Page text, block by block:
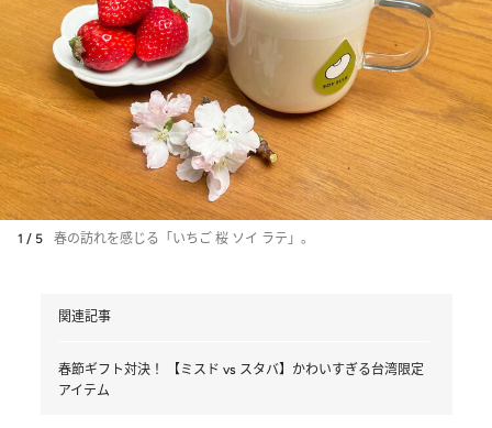
1 / 5 春の訪れを感じる「いちご 桜 ソイ ラテ」。
関連記事
春節ギフト対決！ 【ミスド vs スタバ】かわいすぎる台湾限定
アイテム